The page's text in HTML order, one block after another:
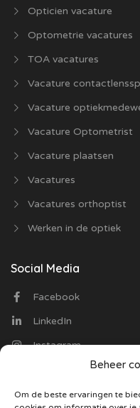
Beheer
Om de beste ervaringen te
Opticien vacature
Optometrie vacatures
TOA vacatures
Vacature
Vacature
Vacature Optometrist
Vacature plaatsen
Vacatures
Vacatures orthoptist
Werken in de optiek
Social Media
Facebook
LinkedIn
Instagram